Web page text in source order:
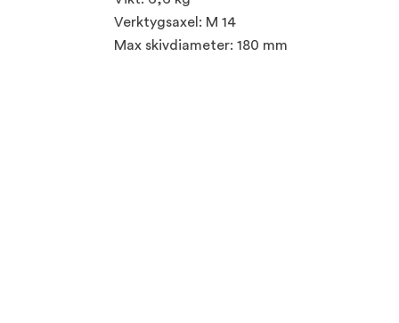
Verktygsaxel: M 14
Max skivdiameter: 180 mm